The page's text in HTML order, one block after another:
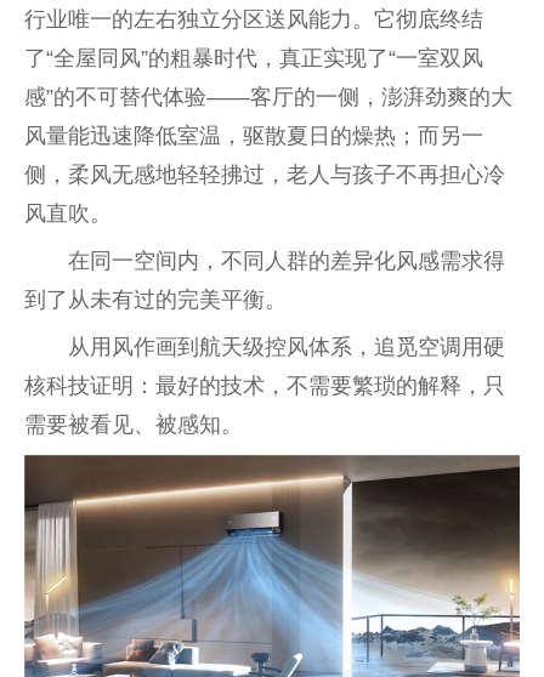
行业唯一的左右独立分区送风能力。它彻底终结
了“全屋同风”的粗暴时代，真正实现了“一室双风
感”的不可替代体验——客厅的一侧，澎湃劲爽的大
风量能迅速降低室温，驱散夏日的燥热；而另一
侧，柔风无感地轻轻拂过，老人与孩子不再担心冷
风直吹。
在同一空间内，不同人群的差异化风感需求得
到了从未有过的完美平衡。
从用风作画到航天级控风体系，追觅空调用硬
核科技证明：最好的技术，不需要繁琐的解释，只
需要被看见、被感知。